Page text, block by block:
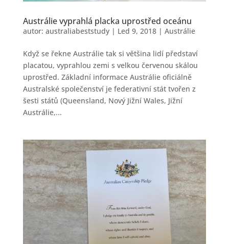
Austrálie vyprahlá placka uprostřed oceánu
autor: australiabeststudy| Led 9, 2018| Austrálie
Když se řekne Austrálie tak si většina lidí představí
placatou, vyprahlou zemi s velkou červenou skálou
uprostřed. Základní informace Austrálie oficiálně
Australské společenství je federativní stát tvořen z
šesti států (Queensland, Nový Jižní Wales, Jižní
Austrálie,...